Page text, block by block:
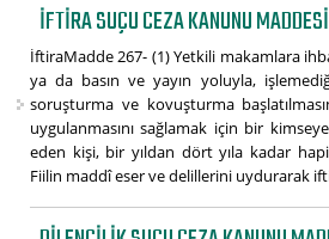
İFTIRA SUÇU CEZA KANUNU
İftiraMadde 267- (1) Yetkili makamlara
ya da basın ve yayın yoluyla,
soruşturma ve kovuşturma
uygulanmasını sağlamak için bir
eden kişi, bir yıldan dört yıla kadar hapis
Fiilin maddî eser ve delillerini uydurarak